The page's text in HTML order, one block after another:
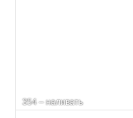
354 – наливать